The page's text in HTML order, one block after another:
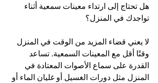
هل تحتاج إلى ارتداء معينات سمعية أثناء
تواجدك في المنزل؟
لا يعني قضاء المزيد من الوقت في المنزل
وقتًا أقل مع المعينات السمعية. تساعد
القدرة على سماع الأصوات المعتادة في
المنزل مثل دورات الغسيل أو غليان الماء أو